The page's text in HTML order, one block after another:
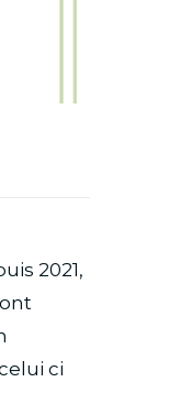
2021,
ci